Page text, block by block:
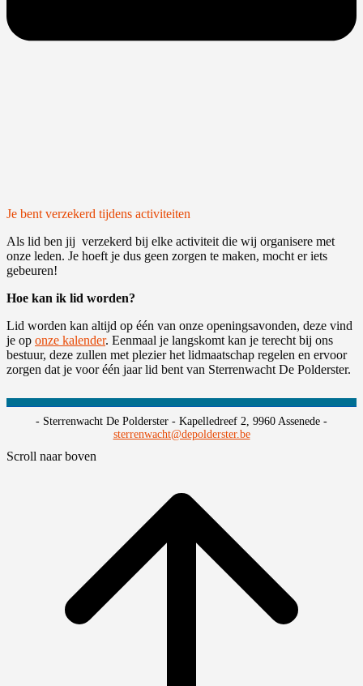
Je bent verzekerd tijdens activiteiten
Als lid ben jij verzekerd bij elke activiteit die wij organisere met
onze leden. Je hoeft je dus geen zorgen te maken, mocht er iets
gebeuren!
Hoe kan ik lid worden?
Lid worden kan altijd op één van onze openingsavonden, deze vind
je op onze kalender. Eenmaal je langskomt kan je terecht bij ons
bestuur, deze zullen met plezier het lidmaatschap regelen en ervoor
zorgen dat je voor één jaar lid bent van Sterrenwacht De Polderster.
- Sterrenwacht De Polderster - Kapelledreef 2, 9960 Assenede -
sterrenwacht@depolderster.be
Scroll naar boven